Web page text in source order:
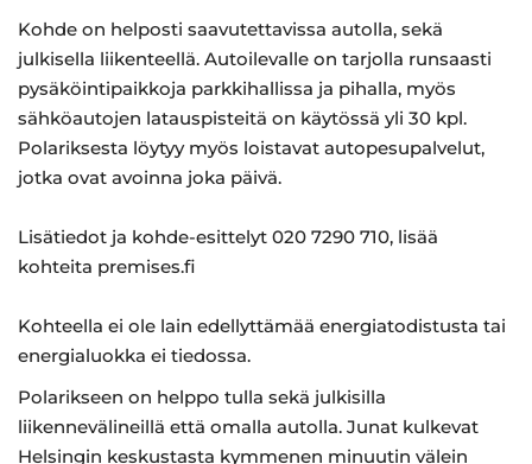
Kohde on helposti saavutettavissa autolla, sekä
julkisella liikenteellä. Autoilevalle on tarjolla runsaasti
pysäköintipaikkoja parkkihallissa ja pihalla, myös
sähköautojen latauspisteitä on käytössä yli 30 kpl.
Polariksesta löytyy myös loistavat autopesupalvelut,
jotka ovat avoinna joka päivä.
Lisätiedot ja kohde-esittelyt 020 7290 710, lisää
kohteita premises.fi
Kohteella ei ole lain edellyttämää energiatodistusta tai
energialuokka ei tiedossa.
Polarikseen on helppo tulla sekä julkisilla
liikennevälineillä että omalla autolla. Junat kulkevat
Helsingin keskustasta kymmenen minuutin välein